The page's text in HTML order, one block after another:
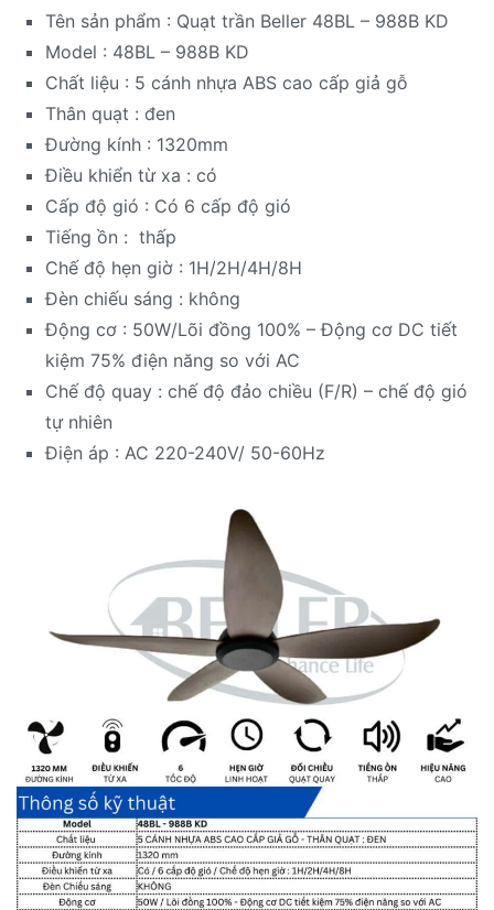
Tên sản phẩm : Quạt trần Beller 48BL – 988B KD
Model : 48BL – 988B KD
Chất liệu : 5 cánh nhựa ABS cao cấp giả gỗ
Thân quạt : đen
Đường kính : 1320mm
Điều khiển từ xa : có
Cấp độ gió : Có 6 cấp độ gió
Tiếng ồn : thấp
Chế độ hẹn giờ : 1H/2H/4H/8H
Đèn chiếu sáng : không
Động cơ : 50W/Lõi đồng 100% – Động cơ DC tiết
kiệm 75% điện năng so với AC
Chế độ quay : chế độ đảo chiều (F/R) – chế độ gió
tự nhiên
Điện áp : AC 220-240V/ 50-60Hz